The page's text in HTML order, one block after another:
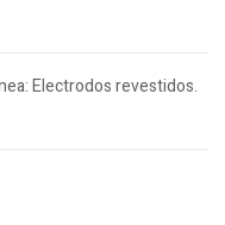
Electrodos revestidos.